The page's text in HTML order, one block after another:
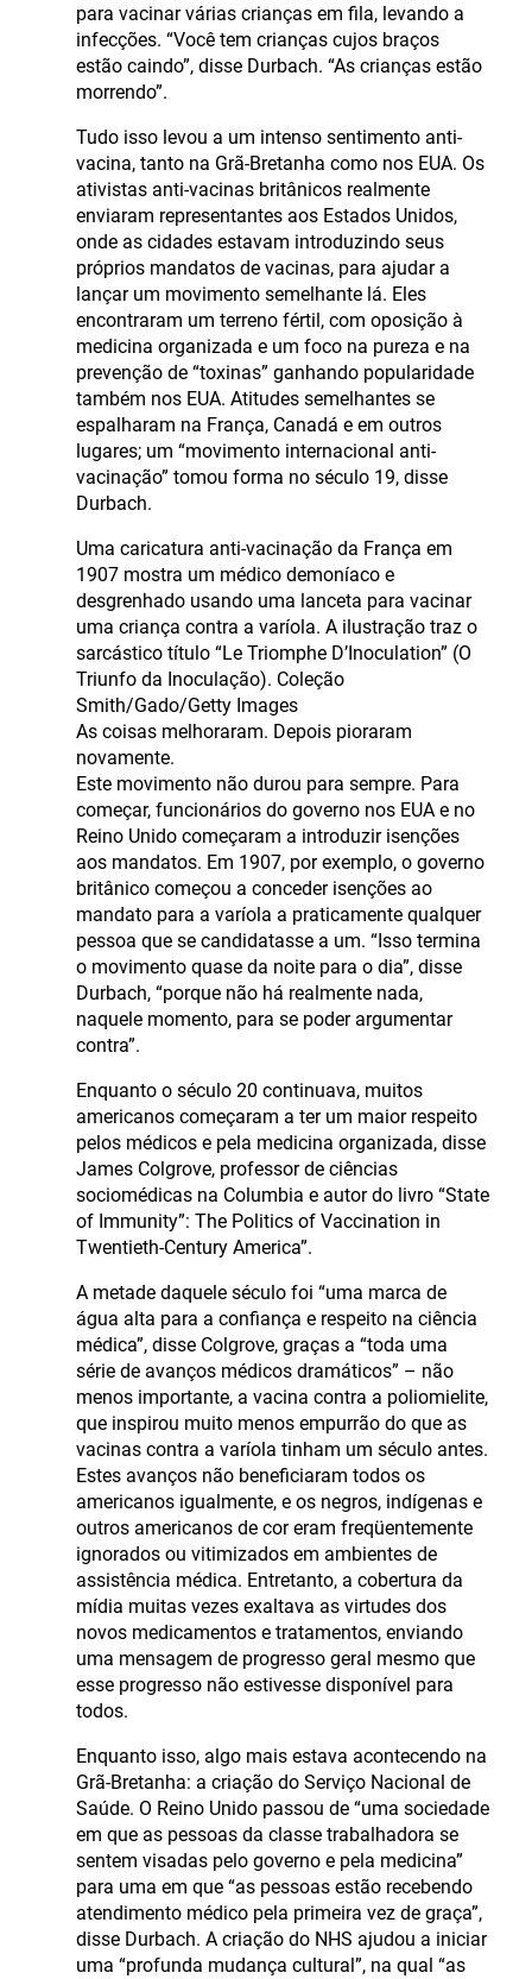
para vacinar várias crianças em fila, levando a
infecções. “Você tem crianças cujos braços
estão caindo”, disse Durbach. “As crianças estão
morrendo”.
Tudo isso levou a um intenso sentimento anti-
vacina, tanto na Grã-Bretanha como nos EUA. Os
ativistas anti-vacinas britânicos realmente
enviaram representantes aos Estados Unidos,
onde as cidades estavam introduzindo seus
próprios mandatos de vacinas, para ajudar a
lançar um movimento semelhante lá. Eles
encontraram um terreno fértil, com oposição à
medicina organizada e um foco na pureza e na
prevenção de “toxinas” ganhando popularidade
também nos EUA. Atitudes semelhantes se
espalharam na França, Canadá e em outros
lugares; um “movimento internacional anti-
vacinação” tomou forma no século 19, disse
Durbach.
Uma caricatura anti-vacinação da França em
1907 mostra um médico demoníaco e
desgrenhado usando uma lanceta para vacinar
uma criança contra a varíola. A ilustração traz o
sarcástico título “Le Triomphe D’Inoculation” (O
Triunfo da Inoculação). Coleção
Smith/Gado/Getty Images
As coisas melhoraram. Depois pioraram
novamente.
Este movimento não durou para sempre. Para
começar, funcionários do governo nos EUA e no
Reino Unido começaram a introduzir isenções
aos mandatos. Em 1907, por exemplo, o governo
britânico começou a conceder isenções ao
mandato para a varíola a praticamente qualquer
pessoa que se candidatasse a um. “Isso termina
o movimento quase da noite para o dia”, disse
Durbach, “porque não há realmente nada,
naquele momento, para se poder argumentar
contra”.
Enquanto o século 20 continuava, muitos
americanos começaram a ter um maior respeito
pelos médicos e pela medicina organizada, disse
James Colgrove, professor de ciências
sociomédicas na Columbia e autor do livro “State
of Immunity”: The Politics of Vaccination in
Twentieth-Century America”.
A metade daquele século foi “uma marca de
água alta para a confiança e respeito na ciência
médica”, disse Colgrove, graças a “toda uma
série de avanços médicos dramáticos” – não
menos importante, a vacina contra a poliomielite,
que inspirou muito menos empurrão do que as
vacinas contra a varíola tinham um século antes.
Estes avanços não beneficiaram todos os
americanos igualmente, e os negros, indígenas e
outros americanos de cor eram freqüentemente
ignorados ou vitimizados em ambientes de
assistência médica. Entretanto, a cobertura da
mídia muitas vezes exaltava as virtudes dos
novos medicamentos e tratamentos, enviando
uma mensagem de progresso geral mesmo que
esse progresso não estivesse disponível para
todos.
Enquanto isso, algo mais estava acontecendo na
Grã-Bretanha: a criação do Serviço Nacional de
Saúde. O Reino Unido passou de “uma sociedade
em que as pessoas da classe trabalhadora se
sentem visadas pelo governo e pela medicina”
para uma em que “as pessoas estão recebendo
atendimento médico pela primeira vez de graça”,
disse Durbach. A criação do NHS ajudou a iniciar
uma “profunda mudança cultural”, na qual “as